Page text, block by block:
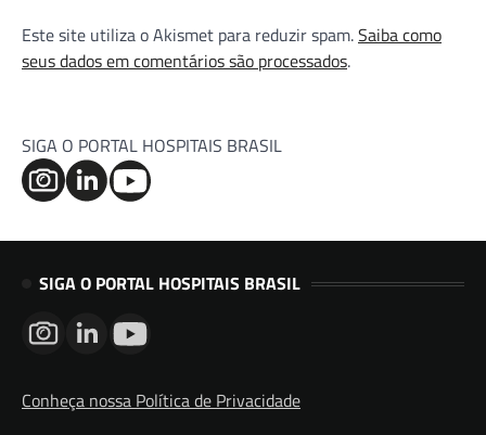
Este site utiliza o Akismet para reduzir spam.Saiba como
seus dados em comentários são processados.
SIGA O PORTAL HOSPITAIS BRASIL
SIGA O PORTAL HOSPITAIS BRASIL
Conheça nossa Política de Privacidade